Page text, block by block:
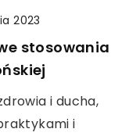
2023
stosowania
i ducha,
i